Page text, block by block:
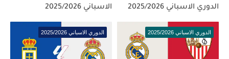
الدوري الاسباني 2025/2026
الاسباني 2025/2026
الدوري الاسباني 2025/2026 الدوري الاسباني 2025/2026